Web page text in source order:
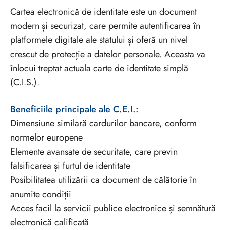
Cartea electronică de identitate este un document
modern și securizat, care permite autentificarea în
platformele digitale ale statului și oferă un nivel
crescut de protecție a datelor personale. Aceasta va
înlocui treptat actuala carte de identitate simplă
(C.I.S.).
Beneficiile principale ale C.E.I.:
Dimensiune similară cardurilor bancare, conform
normelor europene
Elemente avansate de securitate, care previn
falsificarea și furtul de identitate
Posibilitatea utilizării ca document de călătorie în
anumite condiții
Acces facil la servicii publice electronice și semnătură
electronică calificată